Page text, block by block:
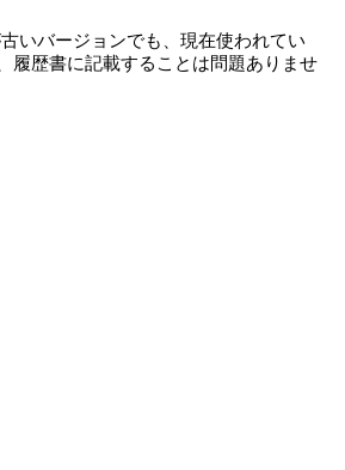
いバージョンでも、現在使われてい
履歴書に記載することは問題ありませ